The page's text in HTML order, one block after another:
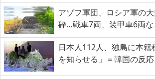
アゾフ軍団、ロシア軍の
砕…戦車7両、装甲車6両な
日本人112人、独島に本
を知らせる」＝韓国の反応